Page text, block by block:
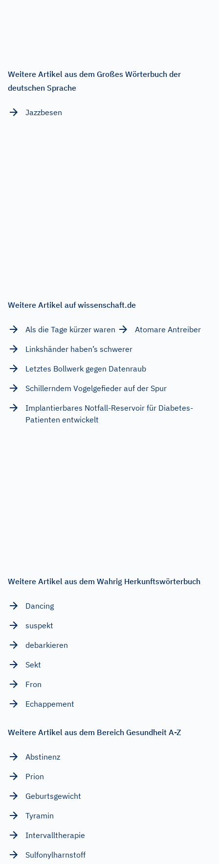
Weitere Artikel aus dem Großes Wörterbuch der
deutschen Sprache
Jazzbesen
Weitere Artikel auf wissenschaft.de
Als die Tage kürzer waren
Atomare Antreiber
Linkshänder haben’s schwerer
Letztes Bollwerk gegen Datenraub
Schillerndem Vogelgefieder auf der Spur
Implantierbares Notfall-Reservoir für Diabetes-
Patienten entwickelt
Weitere Artikel aus dem Wahrig Herkunftswörterbuch
Dancing
suspekt
debarkieren
Sekt
Fron
Echappement
Weitere Artikel aus dem Bereich Gesundheit A-Z
Abstinenz
Prion
Geburtsgewicht
Tyramin
Intervalltherapie
Sulfonylharnstoff